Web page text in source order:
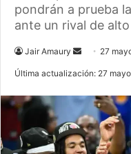
pondrán a prueba
ante un rival de
Jair Amaury
Send
an
27
Última actualización: 27